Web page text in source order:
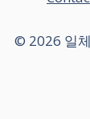
© 2026 일